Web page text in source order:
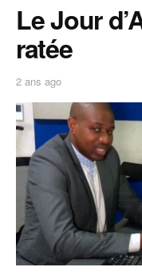
Le Jour
ratée
2 ans ago